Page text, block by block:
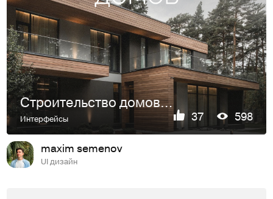
Строительство домов | Лендинг
Интерфейсы 37 598
maxim semenov
UI дизайн